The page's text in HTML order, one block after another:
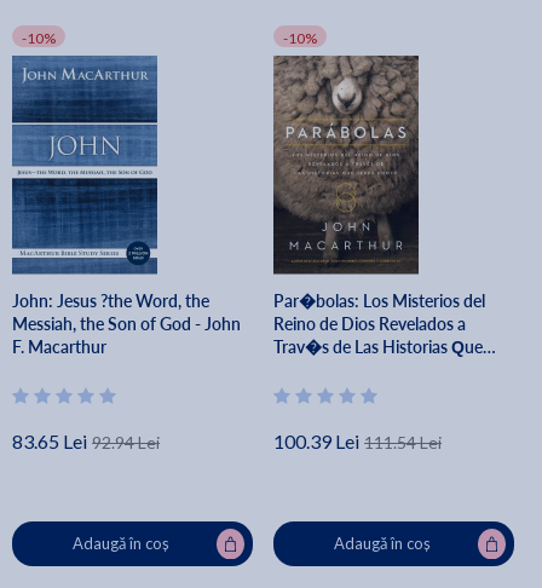
-10%
John: Jesus ?the Word, the
Messiah, the Son of God - John
F. Macarthur
83.65 Lei 92.94 Lei
Adaugă în coș
-10%
Par�bolas: Los Misterios del
Reino de Dios Revelados a
Trav�s de Las Historias Que
Macarthur
100.39 Lei 111.54 Lei
Adaugă în coș